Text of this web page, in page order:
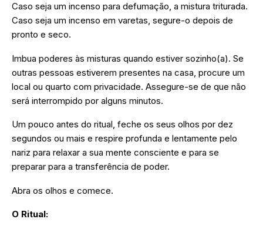
Caso seja um incenso para defumação, a mistura triturada.
Caso seja um incenso em varetas, segure-o depois de
pronto e seco.
Imbua poderes às misturas quando estiver sozinho(a). Se
outras pessoas estiverem presentes na casa, procure um
local ou quarto com privacidade. Assegure-se de que não
será interrompido por alguns minutos.
Um pouco antes do ritual, feche os seus olhos por dez
segundos ou mais e respire profunda e lentamente pelo
nariz para relaxar a sua mente consciente e para se
preparar para a transferência de poder.
Abra os olhos e comece.
O Ritual: